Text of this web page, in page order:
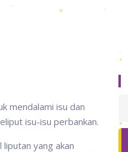
mendalami isu dan
isu-isu perbankan.
yang akan